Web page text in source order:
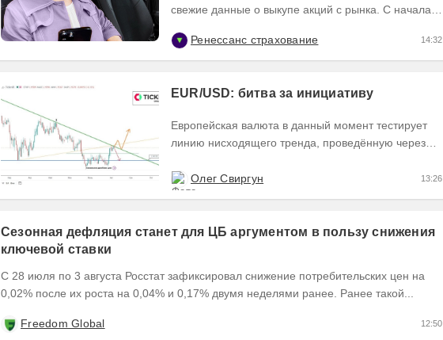
свежие данные о выкупе акций с рынка. C начала
выкупила с...
Ренессанс страхование 14:32
EUR/USD: битва за инициативу
Европейская валюта в данный момент тестирует
линию нисходящего тренда, проведённую через
формированием...
Олег Свиргун 13:26
Сезонная дефляция станет для ЦБ аргументом в пользу снижения
ключевой ставки
С 28 июля по 3 августа Росстат зафиксировал снижение потребительских цен на
0,02% после их роста на 0,04% и 0,17% двумя неделями ранее. Ранее такой...
Freedom Global 12:50